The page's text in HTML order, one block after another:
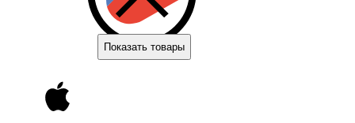
Показать товары